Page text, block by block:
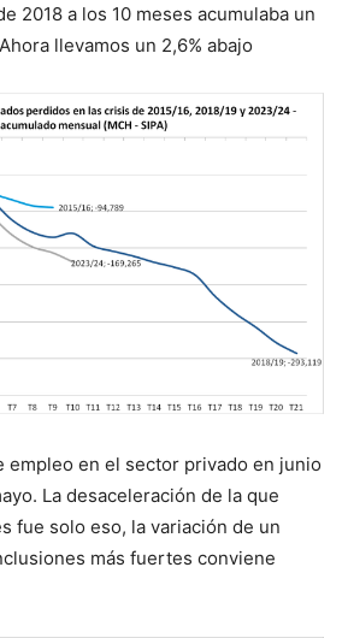
2018 a los 10 meses acumulaba un
llevamos un 2,6% abajo
empleo en el sector privado en junio
La desaceleración de la que
fue solo eso, la variación de un
más fuertes conviene